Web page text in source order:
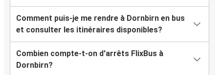
Comment puis-je me rendre à Dornbirn en bus
et consulter les itinéraires disponibles?
Combien compte-t-on d'arrêts FlixBus à
Dornbirn?